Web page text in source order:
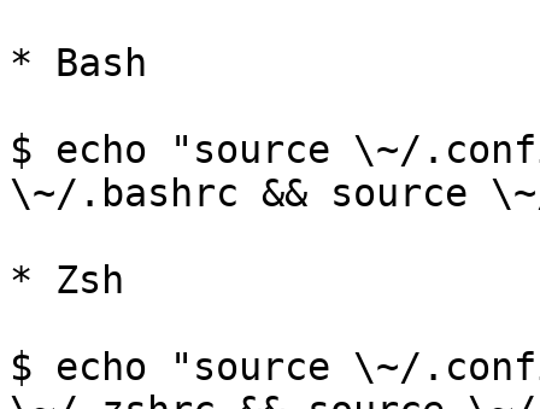
* Bash
$ echo "source \~/
\~/.bashrc && source
* Zsh
$ echo "source \~/